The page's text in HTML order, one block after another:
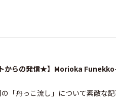
トからの発信★】Morioka
「舟っこ流し」について素敵な記